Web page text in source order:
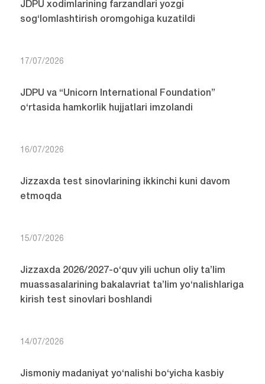
JDPU xodimlarining farzandlari yozgi
sog‘lomlashtirish oromgohiga kuzatildi
17/07/2026
JDPU va “Unicorn International Foundation”
o‘rtasida hamkorlik hujjatlari imzolandi
16/07/2026
Jizzaxda test sinovlarining ikkinchi kuni davom
etmoqda
15/07/2026
Jizzaxda 2026/2027-o‘quv yili uchun oliy ta’lim
muassasalarining bakalavriat ta’lim yo‘nalishlariga
kirish test sinovlari boshlandi
14/07/2026
Jismoniy madaniyat yo‘nalishi bo‘yicha kasbiy